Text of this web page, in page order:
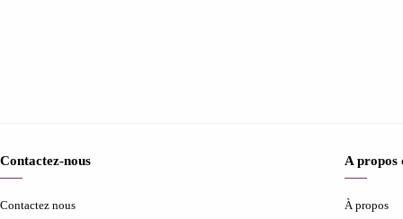
Contactez-nous
Contactez nous
A propos
À propos